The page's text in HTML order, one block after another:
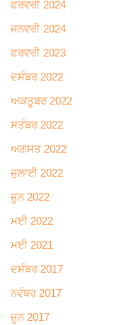
ਫਰਵਰੀ 2024
ਜਨਵਰੀ 2024
ਫਰਵਰੀ 2023
ਦਸੰਬਰ 2022
ਅਕਤੂਬਰ 2022
ਸਤੰਬਰ 2022
ਅਗਸਤ 2022
ਜੁਲਾਈ 2022
ਜੂਨ 2022
ਮਈ 2022
ਮਈ 2021
ਦਸੰਬਰ 2017
ਨਵੰਬਰ 2017
ਜੂਨ 2017